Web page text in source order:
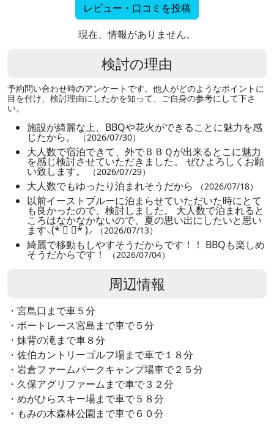
レビュー・口コミを投稿
現在、情報がありません。
検討の理由
予約問い合わせ時のアンケートです。他人がどのようなポイントに
目を付け、検討理由にしたかを知って、ご自身の参考にして下さ
い。
施設が綺麗な上、BBQや花火ができることに魅力を感
じたから。 （2026/07/30）
大人数で宿泊できて、外でＢＢＱが出来るとこに魅力
を感じ検討させていただきました。 ぜひよろしくお願
い致します。 （2026/07/29）
大人数でもゆったり泊まれそうだから （2026/07/18）
以前イーストブルーに泊まらせていただいた時にとて
も良かったので、検討しました。 大人数で泊まれると
ころはなかなかないので、夏の思い出にしたいと思い
ます⸜(* ॑ ॑* )⸝ （2026/07/13）
綺麗で移動もしやすそうだからです！！ BBQも楽しめ
そうだからです！ （2026/07/04）
周辺情報
・宮島口まで車５分
・ボートレース宮島まで車で５分
・妹背の滝まで車８分
・佐伯カントリーゴルフ場まで車で１８分
・岩倉ファームパークキャンプ場車で２５分
・久保アグリファームまで車で３２分
・めがひらスキー場まで車で５８分
・もみの木森林公園まで車で６０分